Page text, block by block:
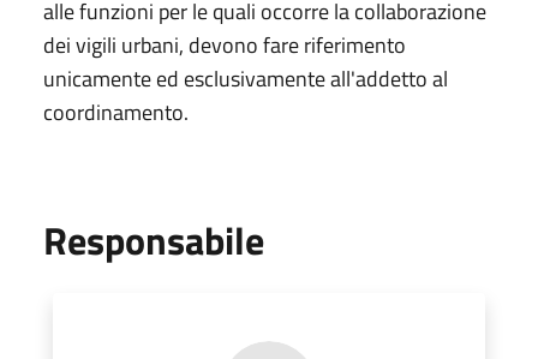
alle funzioni per le quali occorre la collaborazione
dei vigili urbani, devono fare riferimento
unicamente ed esclusivamente all'addetto al
coordinamento.
Responsabile